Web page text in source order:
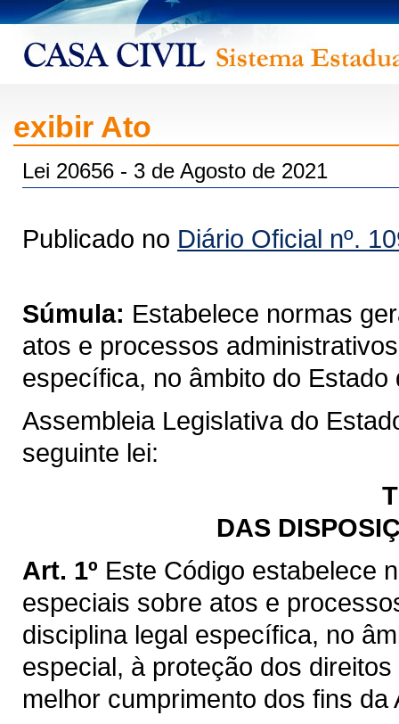
exibir Ato
Lei 20656 - 3 de Agosto de 2021
Publicado no Diário Oficial nº.
Súmula: Estabelece normas
atos e processos
específica, no âmbito do Estado
Assembleia Legislativa do
seguinte lei:
DAS
Art. 1º Este Código estabelece
especiais sobre atos e
disciplina legal específica, no
especial, à proteção dos
melhor cumprimento dos fins da